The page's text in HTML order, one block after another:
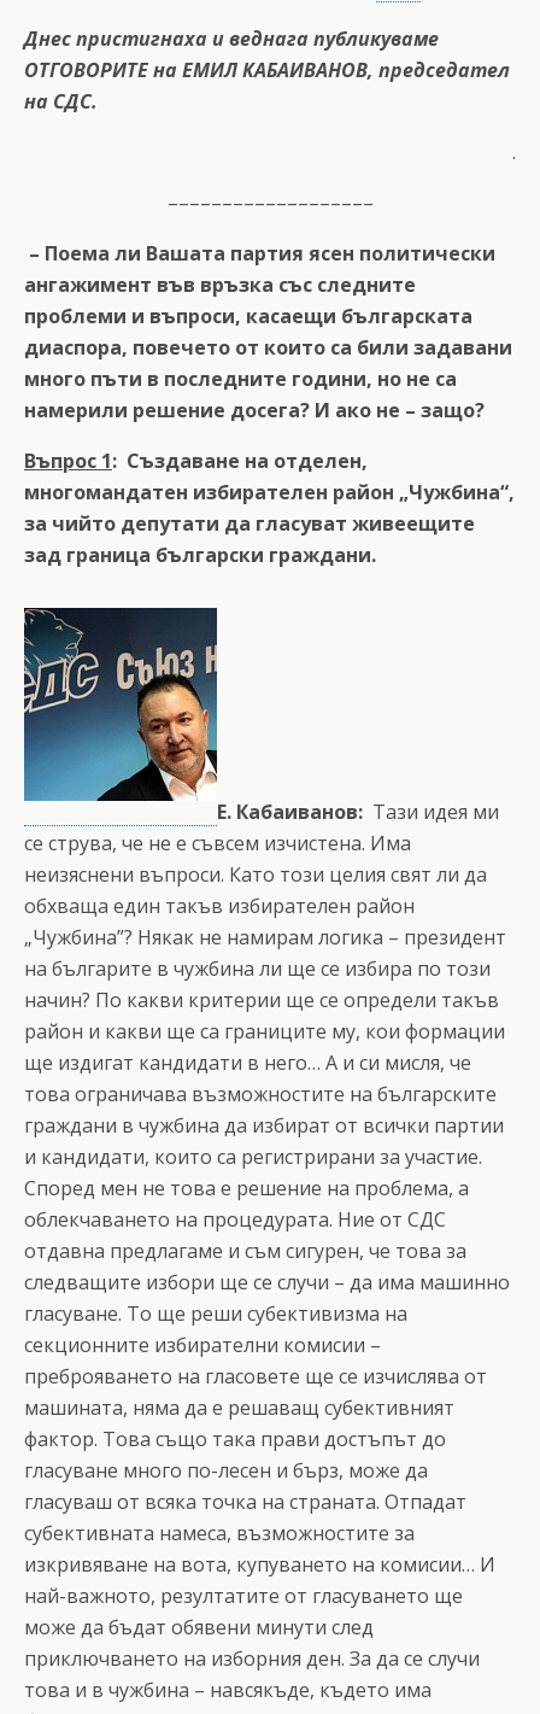
Днес пристигнаха и веднага публикуваме
ОТГОВОРИТЕ на ЕМИЛ КАБАИВАНОВ, председател
на СДС.
.
–––––––––––––––––––
– Поема ли Вашата партия ясен политически
ангажимент във връзка със следните
проблеми и въпроси, касаещи българската
диаспора, повечето от които са били задавани
много пъти в последните години, но не са
намерили решение досега? И ако не – защо?
Въпрос 1: Създаване на отделен,
многомандатен избирателен район „Чужбина“,
за чийто депутати да гласуват живеещите
зад граница български граждани.
Е. Кабаиванов: Тази идея ми
се струва, че не е съвсем изчистена. Има
неизяснени въпроси. Като този целия свят ли да
обхваща един такъв избирателен район
„Чужбина”? Някак не намирам логика – президент
на българите в чужбина ли ще се избира по този
начин? По какви критерии ще се определи такъв
район и какви ще са границите му, кои формации
ще издигат кандидати в него… А и си мисля, че
това ограничава възможностите на българските
граждани в чужбина да избират от всички партии
и кандидати, които са регистрирани за участие.
Според мен не това е решение на проблема, а
облекчаването на процедурата. Ние от СДС
отдавна предлагаме и съм сигурен, че това за
следващите избори ще се случи – да има машинно
гласуване. То ще реши субективизма на
секционните избирателни комисии –
преброяването на гласовете ще се изчислява от
машината, няма да е решаващ субективният
фактор. Това също така прави достъпът до
гласуване много по-лесен и бърз, може да
гласуваш от всяка точка на страната. Отпадат
субективната намеса, възможностите за
изкривяване на вота, купуването на комисии… И
най-важното, резултатите от гласуването ще
може да бъдат обявени минути след
приключването на изборния ден. За да се случи
това и в чужбина – навсякъде, където има